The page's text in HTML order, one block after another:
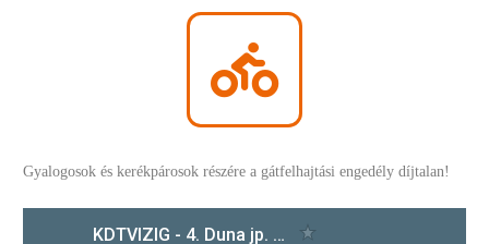
Gyalogosok és kerékpárosok részére a gátfelhajtási engedély díjtalan!